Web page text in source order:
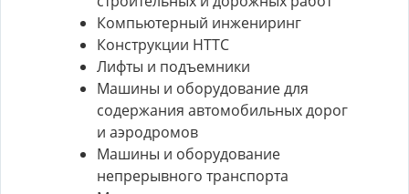
Компьютерный инжениринг
Конструкции НТТС
Лифты и подъемники
Машины и оборудование для
содержания автомобильных дорог
и аэродромов
Машины и оборудование
непрерывного транспорта